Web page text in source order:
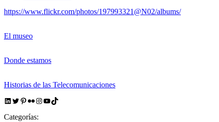
https://www.flickr.com/photos/197993321@N02/albums/
El museo
Donde estamos
Historias de las Telecomunicaciones
https://www.linkedin.com/company/2499527/admin/feed/posts/
Twitter
Pinterest
FlickrInstagram
YouTube
TikTok
Categorías: